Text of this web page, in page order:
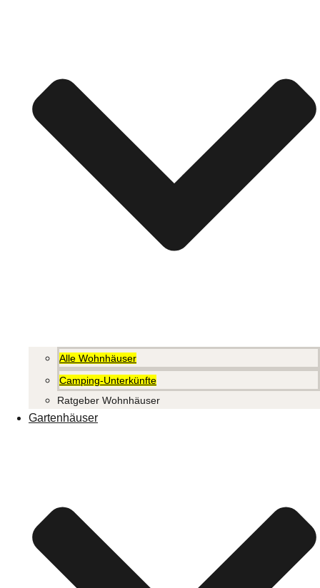
Alle Wohnhäuser
Camping-Unterkünfte
Ratgeber Wohnhäuser
Gartenhäuser